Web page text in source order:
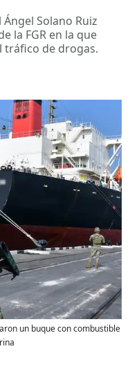
Solano Ruiz
la FGR en la que
tráfico de drogas.
un buque con combustible